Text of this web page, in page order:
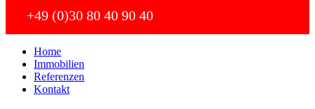
+49 (0)30 80 40 90 40
Home
Immobilien
Referenzen
Kontakt